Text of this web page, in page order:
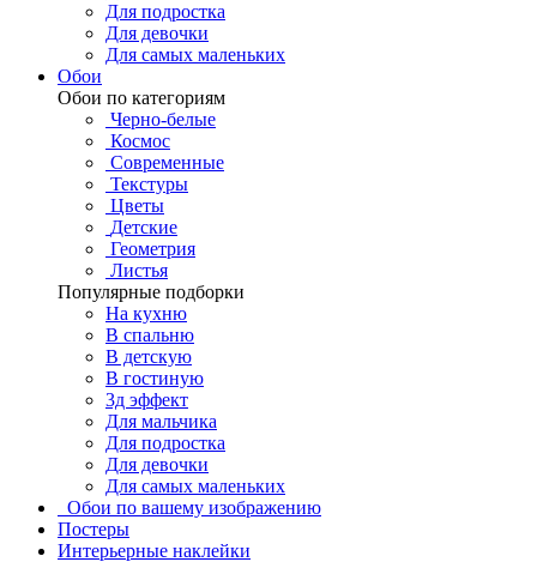
Для подростка
Для девочки
Для самых маленьких
Обои
Обои по категориям
Черно-белые
Космос
Современные
Текстуры
Цветы
Детские
Геометрия
Листья
Популярные подборки
На кухню
В спальню
В детскую
В гостиную
3д эффект
Для мальчика
Для подростка
Для девочки
Для самых маленьких
Обои по вашему изображению
Постеры
Интерьерные наклейки